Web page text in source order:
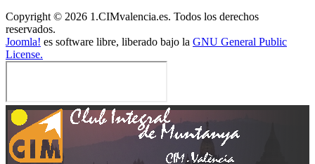
Copyright © 2026 1.CIMvalencia.es. Todos los derechos
reservados.
Joomla! es software libre, liberado bajo la GNU General Public
License.